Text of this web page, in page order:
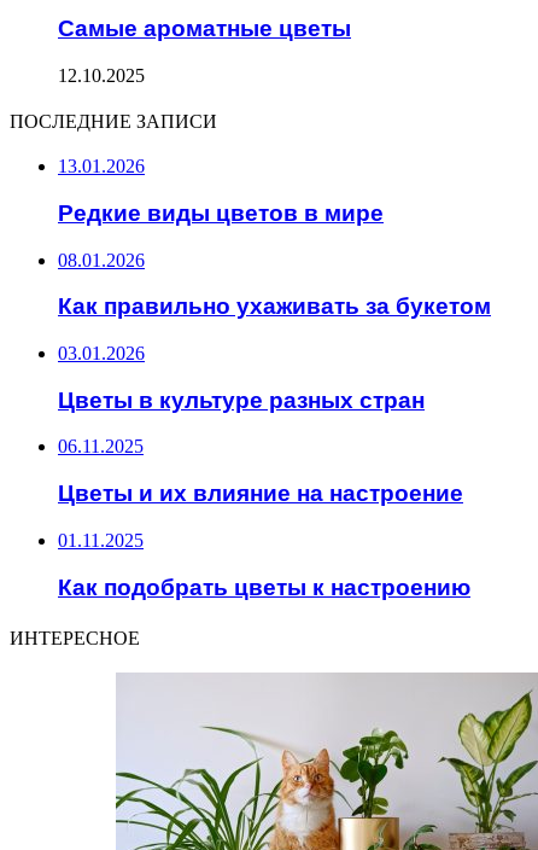
Самые ароматные цветы
12.10.2025
ПОСЛЕДНИЕ ЗАПИСИ
13.01.2026
Редкие виды цветов в мире
08.01.2026
Как правильно ухаживать за букетом
03.01.2026
Цветы в культуре разных стран
06.11.2025
Цветы и их влияние на настроение
01.11.2025
Как подобрать цветы к настроению
ИНТЕРЕСНОЕ